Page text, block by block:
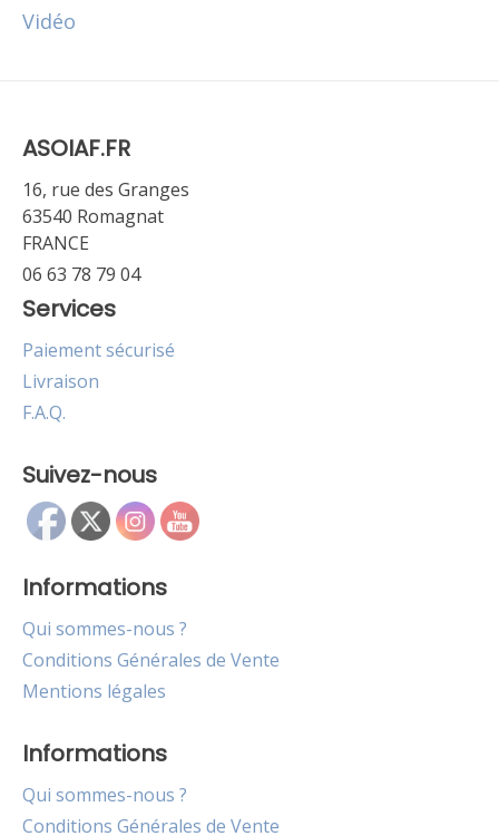
Vidéo
ASOIAF.FR
16, rue des Granges
63540 Romagnat
FRANCE
06 63 78 79 04
Services
Paiement sécurisé
Livraison
F.A.Q.
Suivez-nous
Informations
Qui sommes-nous ?
Conditions Générales de Vente
Mentions légales
Informations
Qui sommes-nous ?
Conditions Générales de Vente